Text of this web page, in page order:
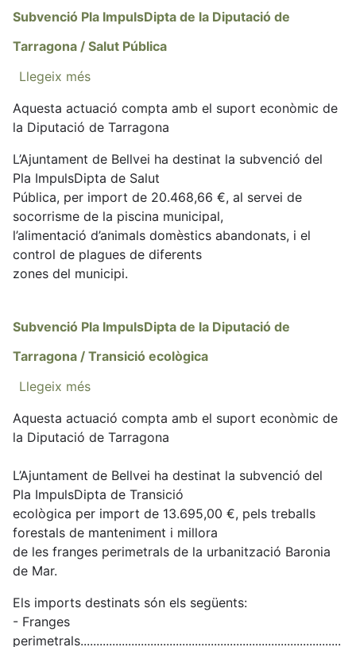
Subvenció Pla ImpulsDipta de la Diputació de
Tarragona / Salut Pública
Llegeix més
Pla
ImpulsDipta
de
la
Diputació
de
Tarragona
/
Salut
Pública
Aquesta actuació compta amb el suport econòmic de
la Diputació de Tarragona
L’Ajuntament de Bellvei ha destinat la subvenció del
Pla ImpulsDipta de Salut
Pública, per import de 20.468,66 €, al servei de
socorrisme de la piscina municipal,
l’alimentació d’animals domèstics abandonats, i el
control de plagues de diferents
zones del municipi.
Subvenció Pla ImpulsDipta de la Diputació de
Tarragona / Transició ecològica
Llegeix més
Pla
ImpulsDipta
la
Diputació
de
Tarragona
/
ecològica
Aquesta actuació compta amb el suport econòmic de
la Diputació de Tarragona
L’Ajuntament de Bellvei ha destinat la subvenció del
Pla ImpulsDipta de Transició
ecològica per import de 13.695,00 €, pels treballs
forestals de manteniment i millora
de les franges perimetrals de la urbanització Baronia
de Mar.
Els imports destinats són els següents:
- Franges
perimetrals..................................................................................